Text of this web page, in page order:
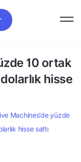
10 ortak
hisse
Machines’de yüzde
hisse sattı